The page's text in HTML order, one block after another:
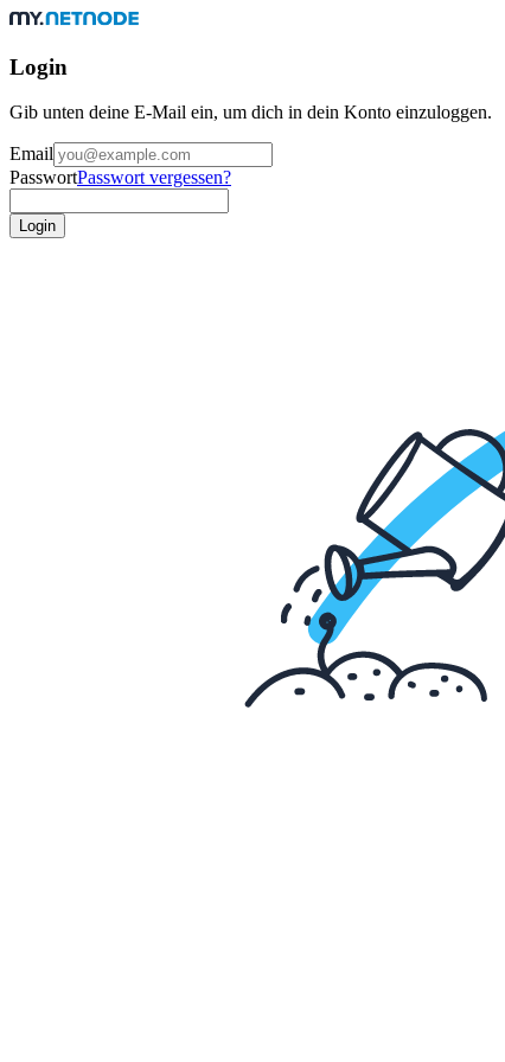
Login
Gib unten deine E-Mail ein, um dich in dein Konto einzuloggen.
Email
PasswortPasswort vergessen?
Login